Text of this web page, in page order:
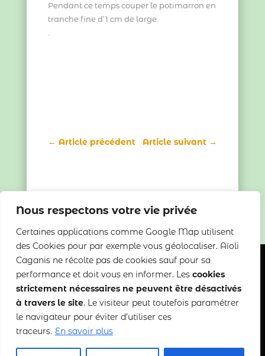
Nous respectons votre vie privée
Certaines applications comme Google Map utilisent
des Cookies pour par exemple vous géolocaliser. Aïoli
Caganis ne récolte pas de cookies sauf pour sa
performance et doit vous en informer. Les cookies
strictement nécessaires ne peuvent être désactivés
à travers le site. Le visiteur peut toutefois paramétrer
le navigateur pour éviter d’utiliser ces
traceurs. En savoir plus
Pendant ce temps couper le potimarron en
tranche fine d’1 cm de large.
.
← Article précédent Article suivant →
Copyright 2022-2025 Aïoli Caganis